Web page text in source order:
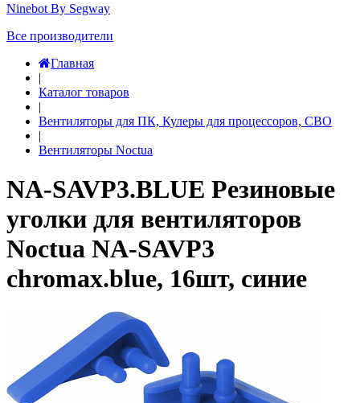
Ninebot By Segway
Все производители
Главная
|
Каталог товаров
|
Вентиляторы для ПК, Кулеры для процессоров, СВО
|
Вентиляторы Noctua
NA-SAVP3.BLUE Резиновые
уголки для вентиляторов
Noctua NA-SAVP3
chromax.blue, 16шт, синие